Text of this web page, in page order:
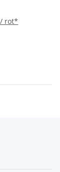
rot*